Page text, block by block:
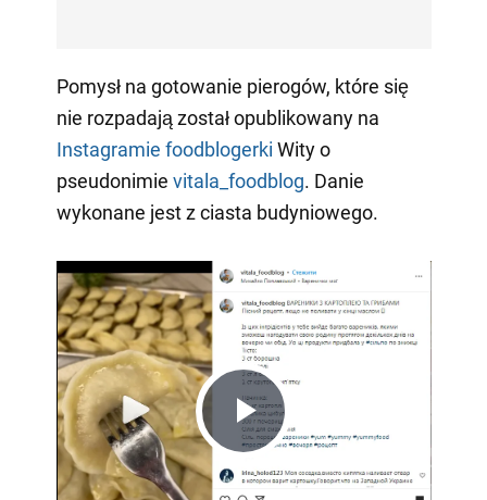
Pomysł na gotowanie pierogów, które się
nie rozpadają został opublikowany na
Instagramie foodblogerki Wity o
pseudonimie vitala_foodblog. Danie
wykonane jest z ciasta budyniowego.
Play